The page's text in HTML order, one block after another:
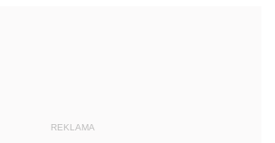
REKLAMA